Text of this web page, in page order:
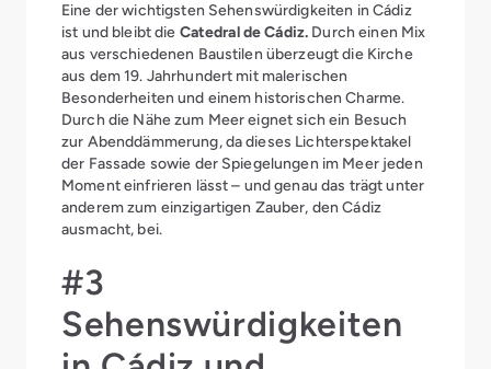
Eine der wichtigsten Sehenswürdigkeiten in Cádiz
ist und bleibt die Catedral de Cádiz. Durch einen Mix
aus verschiedenen Baustilen überzeugt die Kirche
aus dem 19. Jahrhundert mit malerischen
Besonderheiten und einem historischen Charme.
Durch die Nähe zum Meer eignet sich ein Besuch
zur Abenddämmerung, da dieses Lichterspektakel
der Fassade sowie der Spiegelungen im Meer jeden
Moment einfrieren lässt – und genau das trägt unter
anderem zum einzigartigen Zauber, den Cádiz
ausmacht, bei.
#3
Sehenswürdigkeiten